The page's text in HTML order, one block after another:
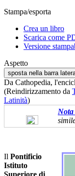
Stampa/esporta
Crea un libro
Scarica come
Versione
Aspetto
sposta nella barra
Da Cathopedia,
(Reindirizzamento da
Latinità)
Nota
Il Pontificio
Istituto